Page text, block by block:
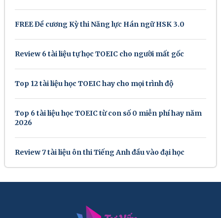
FREE Đề cương Kỳ thi Năng lực Hán ngữ HSK 3.0
Review 6 tài liệu tự học TOEIC cho người mất gốc
Top 12 tài liệu học TOEIC hay cho mọi trình độ
Top 6 tài liệu học TOEIC từ con số 0 miễn phí hay năm
2026
Review 7 tài liệu ôn thi Tiếng Anh đầu vào đại học